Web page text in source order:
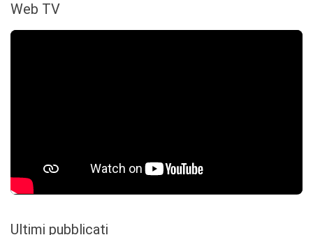
Web TV
Ultimi pubblicati